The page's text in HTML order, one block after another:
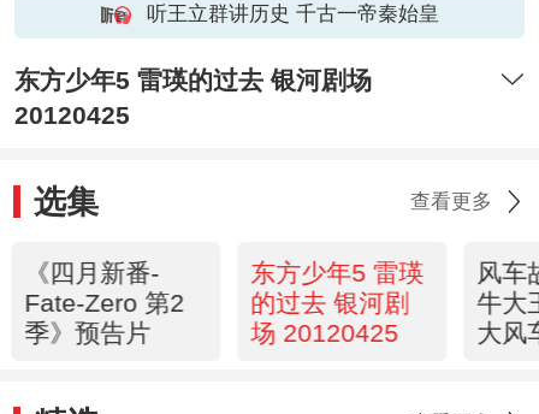
听王立群讲历史 千古一帝秦始皇
东方少年5 雷瑛的过去 银河剧场
20120425
选集 查看更多
《四月新番-
Fate-Zero 第2
季》预告片
东方少年5 雷瑛
的过去 银河剧
场 20120425
风车
牛大
大风